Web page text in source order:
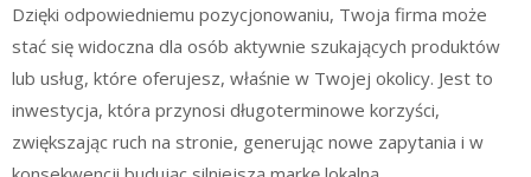
Dzięki odpowiedniemu pozycjonowaniu, Twoja firma może
stać się widoczna dla osób aktywnie szukających produktów
lub usług, które oferujesz, właśnie w Twojej okolicy. Jest to
inwestycja, która przynosi długoterminowe korzyści,
zwiększając ruch na stronie, generując nowe zapytania i w